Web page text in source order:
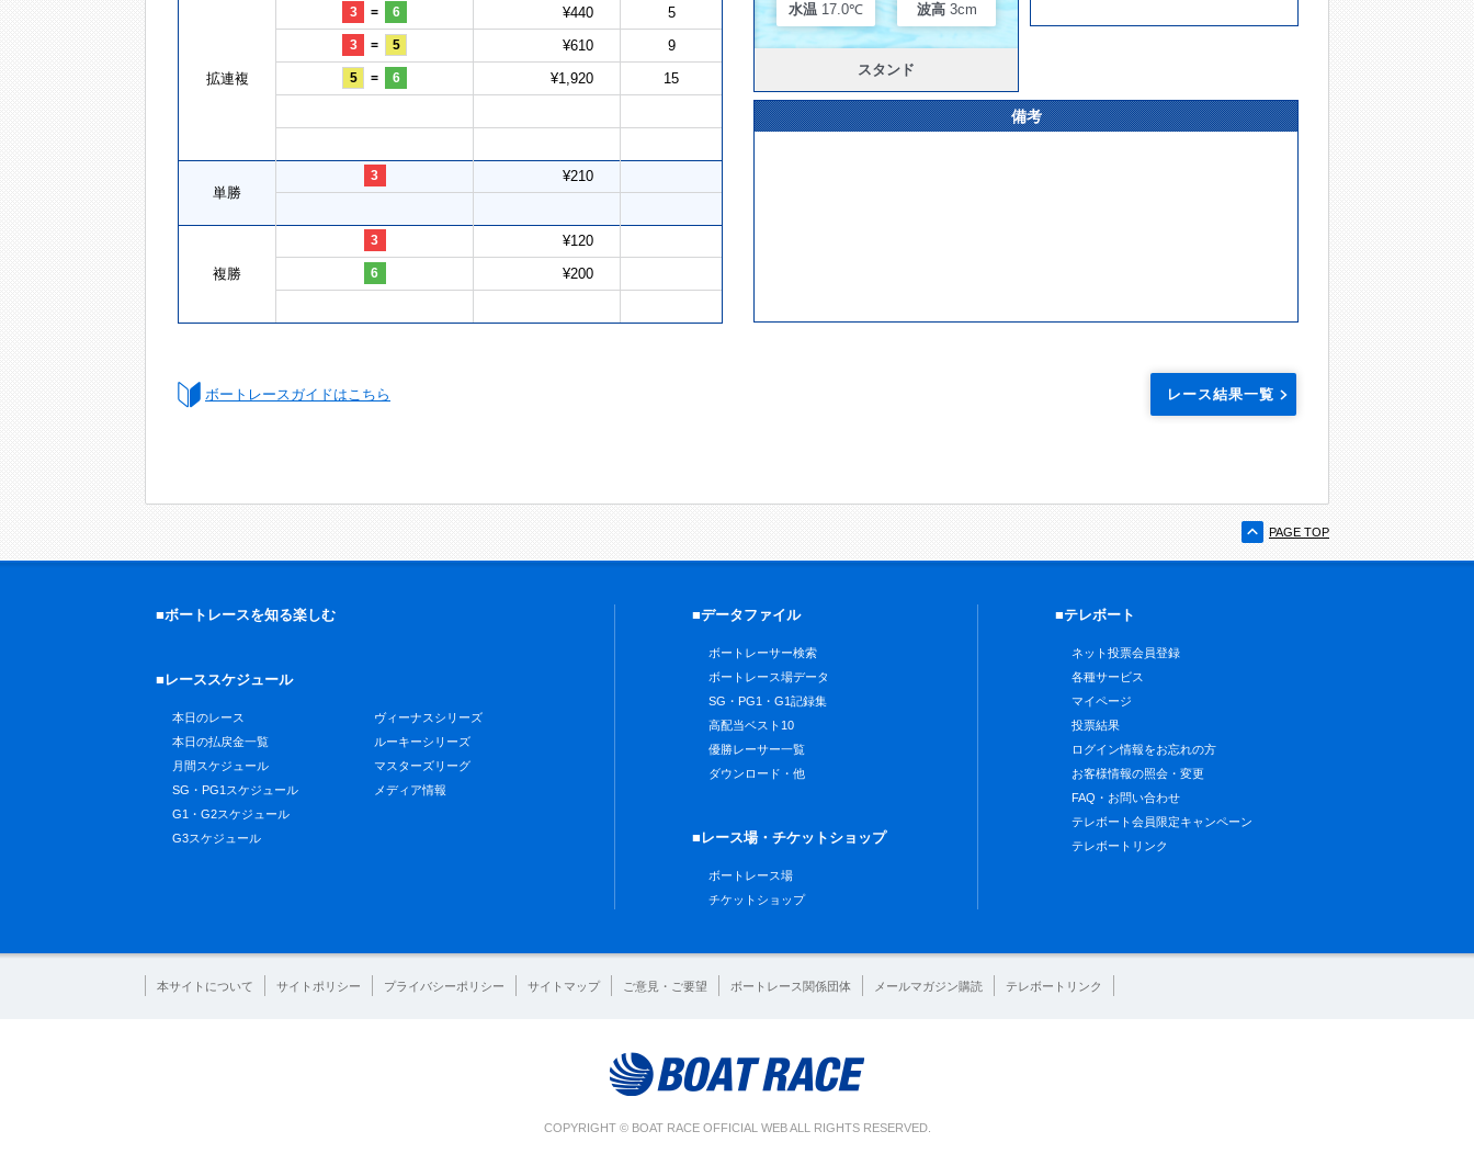
拡連複
3 = 6 ¥440 5
3 = 5 ¥610 9
5 = 6 ¥1,920 15
単勝
3 ¥210
複勝
3 ¥120
6 ¥200
水温 17.0℃ 波高 3cm
スタンド
備考
ボートレースガイドはこちら レース結果一覧
PAGE TOP
■ボートレースを知る楽しむ
■レーススケジュール
本日のレース
本日の払戻金一覧
月間スケジュール
SG・PG1スケジュール
G1・G2スケジュール
G3スケジュール
ヴィーナスシリーズ
ルーキーシリーズ
マスターズリーグ
メディア情報
■データファイル
ボートレーサー検索
ボートレース場データ
SG・PG1・G1記録集
高配当ベスト10
優勝レーサー一覧
ダウンロード・他
■レース場・チケットショップ
ボートレース場
チケットショップ
■テレボート
ネット投票会員登録
各種サービス
マイページ
投票結果
ログイン情報をお忘れの方
お客様情報の照会・変更
FAQ・お問い合わせ
テレボート会員限定キャンペーン
テレボートリンク
本サイトについて サイトポリシー プライバシーポリシー サイトマップ ご意見・ご要望 ボートレース関係団体 メールマガジン購読 テレボートリンク
COPYRIGHT © BOAT RACE OFFICIAL WEB ALL RIGHTS RESERVED.